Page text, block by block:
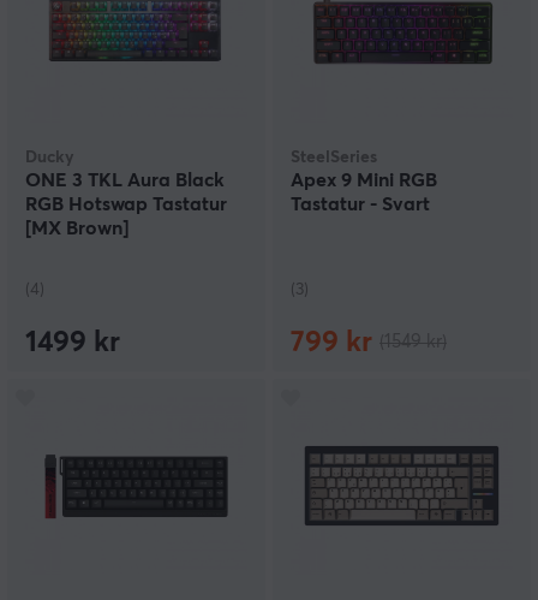
Ducky
ONE 3 TKL Aura Black
RGB Hotswap Tastatur
[MX Brown]
(4)
1499 kr
SteelSeries
Apex 9 Mini RGB
Tastatur - Svart
(3)
799 kr